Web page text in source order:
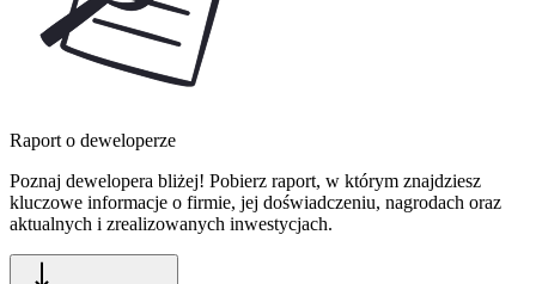
Raport o deweloperze
Poznaj dewelopera bliżej! Pobierz raport, w którym znajdziesz
kluczowe informacje o firmie, jej doświadczeniu, nagrodach oraz
aktualnych i zrealizowanych inwestycjach.